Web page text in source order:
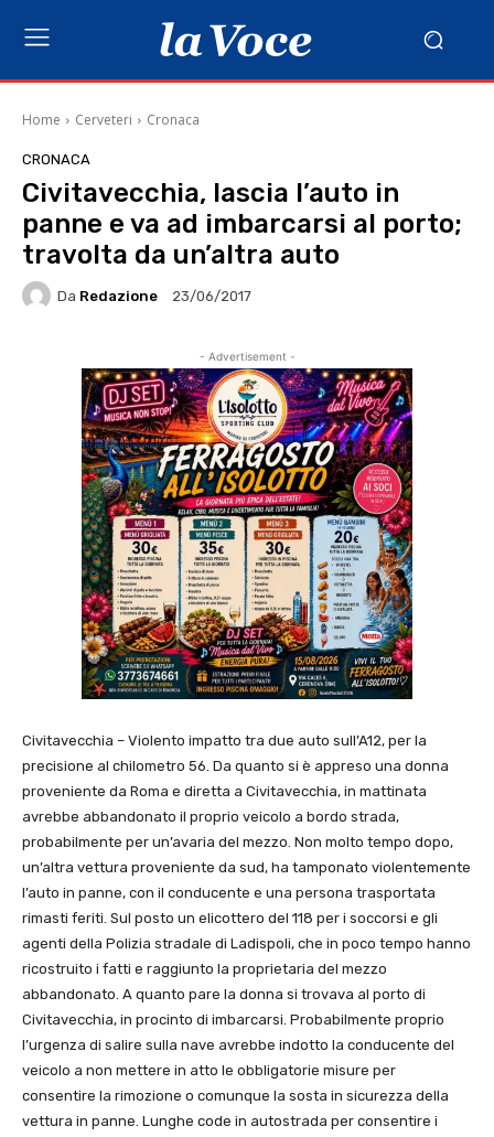
Home Cerveteri Cronaca
CRONACA
Civitavecchia, lascia l’auto in
panne e va ad imbarcarsi al porto;
travolta da un’altra auto
Da Redazione 23/06/2017
- Advertisement -
Civitavecchia – Violento impatto tra due auto sull’A12, per la
precisione al chilometro 56. Da quanto si è appreso una donna
proveniente da Roma e diretta a Civitavecchia, in mattinata
avrebbe abbandonato il proprio veicolo a bordo strada,
probabilmente per un’avaria del mezzo. Non molto tempo dopo,
un’altra vettura proveniente da sud, ha tamponato violentemente
l’auto in panne, con il conducente e una persona trasportata
rimasti feriti. Sul posto un elicottero del 118 per i soccorsi e gli
agenti della Polizia stradale di Ladispoli, che in poco tempo hanno
ricostruito i fatti e raggiunto la proprietaria del mezzo
abbandonato. A quanto pare la donna si trovava al porto di
Civitavecchia, in procinto di imbarcarsi. Probabilmente proprio
l’urgenza di salire sulla nave avrebbe indotto la conducente del
veicolo a non mettere in atto le obbligatorie misure per
consentire la rimozione o comunque la sosta in sicurezza della
vettura in panne. Lunghe code in autostrada per consentire i